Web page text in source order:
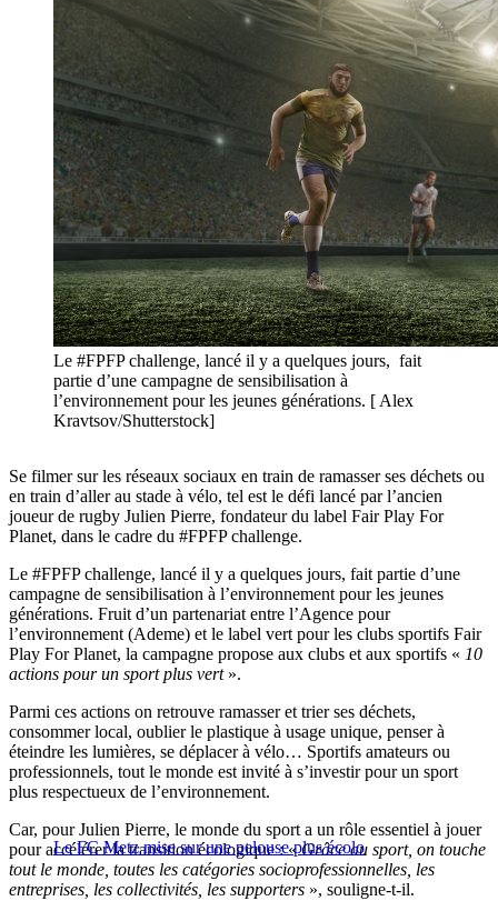
Le #FPFP challenge, lancé il y a quelques jours, fait
partie d’une campagne de sensibilisation à
l’environnement pour les jeunes générations. [ Alex
Kravtsov/Shutterstock]
Se filmer sur les réseaux sociaux en train de ramasser ses déchets ou
en train d’aller au stade à vélo, tel est le défi lancé par l’ancien
joueur de rugby Julien Pierre, fondateur du label Fair Play For
Planet, dans le cadre du #FPFP challenge.
Le #FPFP challenge, lancé il y a quelques jours, fait partie d’une
campagne de sensibilisation à l’environnement pour les jeunes
générations. Fruit d’un partenariat entre l’Agence pour
l’environnement (Ademe) et le label vert pour les clubs sportifs Fair
Play For Planet, la campagne propose aux clubs et aux sportifs « 10
actions pour un sport plus vert».
Parmi ces actions on retrouve ramasser et trier ses déchets,
consommer local, oublier le plastique à usage unique, penser à
éteindre les lumières, se déplacer à vélo… Sportifs amateurs ou
professionnels, tout le monde est invité à s’investir pour un sport
plus respectueux de l’environnement.
Le FC Metz mise sur une pelouse plus écolo
Car, pour Julien Pierre, le monde du sport a un rôle essentiel à jouer
pour accélérer la transition écologique : «Grâce au sport, on touche
tout le monde, toutes les catégories socioprofessionnelles, les
entreprises, les collectivités, les supporters », souligne-t-il.